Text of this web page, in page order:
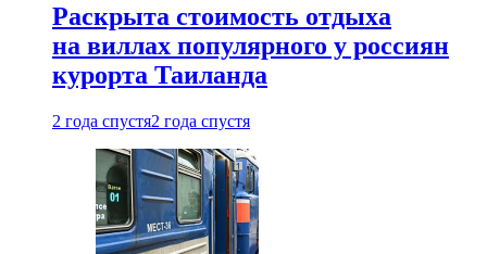
Раскрыта стоимость отдыха
на виллах популярного у россиян
курорта Таиланда
2 года спустя2 года спустя